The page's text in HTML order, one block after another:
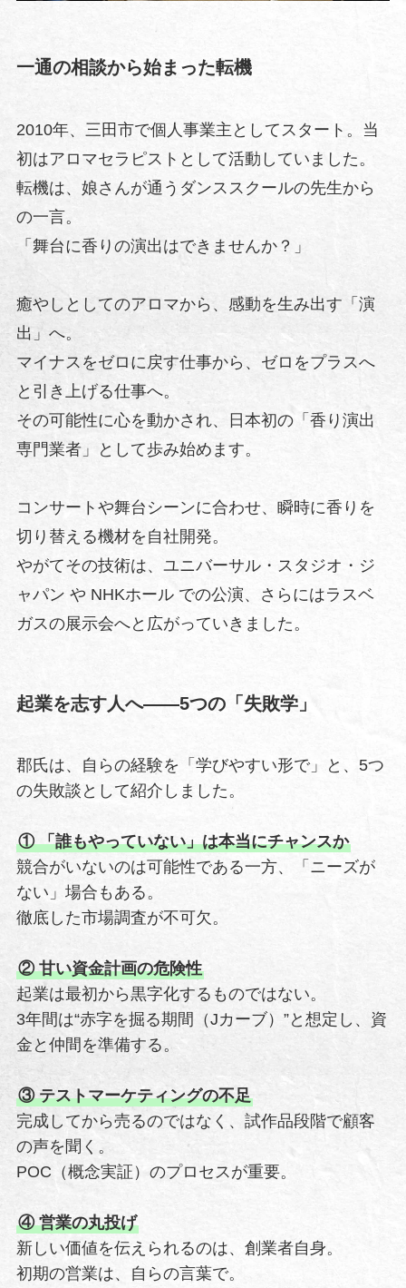
一通の相談から始まった転機
2010年、三田市で個人事業主としてスタート。当
初はアロマセラピストとして活動していました。
転機は、娘さんが通うダンススクールの先生から
の一言。
「舞台に香りの演出はできませんか？」
癒やしとしてのアロマから、感動を生み出す「演
出」へ。
マイナスをゼロに戻す仕事から、ゼロをプラスへ
と引き上げる仕事へ。
その可能性に心を動かされ、日本初の「香り演出
専門業者」として歩み始めます。
コンサートや舞台シーンに合わせ、瞬時に香りを
切り替える機材を自社開発。
やがてその技術は、ユニバーサル・スタジオ・ジ
ャパン や NHKホール での公演、さらにはラスベ
ガスの展示会へと広がっていきました。
起業を志す人へ——5つの「失敗学」
郡氏は、自らの経験を「学びやすい形で」と、5つ
の失敗談として紹介しました。
① 「誰もやっていない」は本当にチャンスか
競合がいないのは可能性である一方、「ニーズが
ない」場合もある。
徹底した市場調査が不可欠。
② 甘い資金計画の危険性
起業は最初から黒字化するものではない。
3年間は“赤字を掘る期間（Jカーブ）”と想定し、資
金と仲間を準備する。
③ テストマーケティングの不足
完成してから売るのではなく、試作品段階で顧客
の声を聞く。
POC（概念実証）のプロセスが重要。
④ 営業の丸投げ
新しい価値を伝えられるのは、創業者自身。
初期の営業は、自らの言葉で。